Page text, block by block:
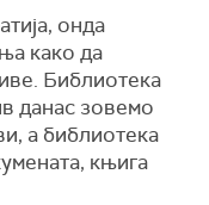
онда
како да
Библиотека
данас зовемо
а библиотека
књига